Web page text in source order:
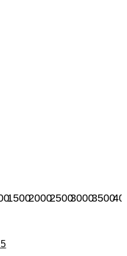
15002000250030003500